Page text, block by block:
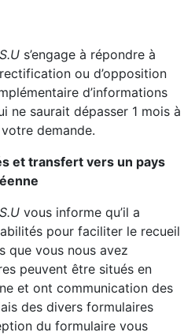
s’engage à répondre à
ou d’opposition
d’informations
ne saurait dépasser 1 mois à
demande.
et transfert vers un pays
vous informe qu’il a
pour faciliter le recueil
que vous nous avez
peuvent être situés en
et ont communication des
des divers formulaires
du formulaire vous